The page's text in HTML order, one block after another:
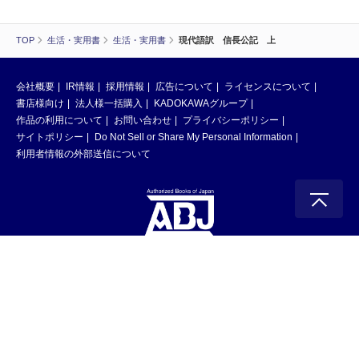
TOP 生活・実用書 生活・実用書 現代語訳 信長公記 上
会社概要 IR情報 採用情報 広告について
ライセンスについて
書店様向け
法人様一括購入
KADOKAWAグループ
作品の利用について
お問い合わせ
プライバシーポリシー
サイトポリシー
Do Not Sell or Share My Personal Information
利用者情報の外部送信について